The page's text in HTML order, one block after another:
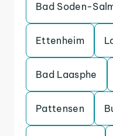
Bad Soden-
Ettenheim
Bad Laasphe
Pattensen